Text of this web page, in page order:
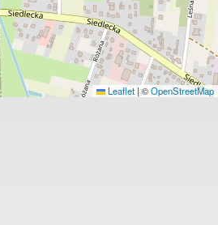
Leaflet |©OpenStreetMap